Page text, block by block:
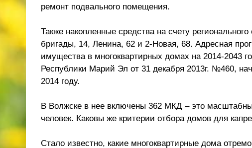
ремонт подвального помещения.
Также накопленные средства на счету
бригады, 14, Ленина, 62 и 2-Новая, 68. Адресная
имущества в многоквартирных домах на 2014-2043
Республики Марий Эл от 31 декабря 2013г. №460,
2014 году.
В Волжске в нее включены 362 МКД – это
человек. Каковы же критерии отбора домов для
Стало известно, какие многоквартирные дома